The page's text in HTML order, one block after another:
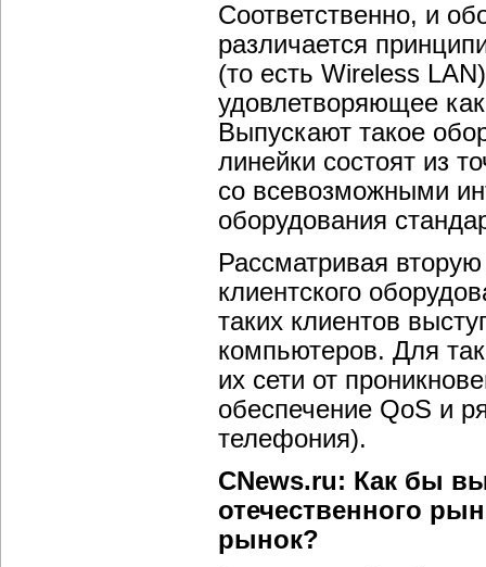
Соответственно, и
различается
(то есть Wireless
удовлетворяющее
Выпускают такое
линейки состоят из
со всевозможными
оборудования
Рассматривая
клиентского
таких клиентов
компьютеров. Для
их сети от
обеспечение QoS и
телефония).
CNews.ru: Как бы
отечественного
рынок?